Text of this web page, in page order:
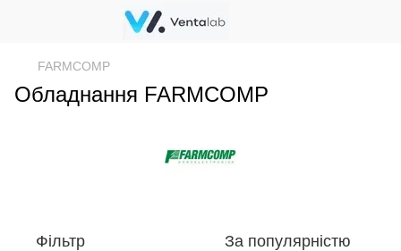
FARMCOMP
Обладнання FARMCOMP
Фільтр За популярністю